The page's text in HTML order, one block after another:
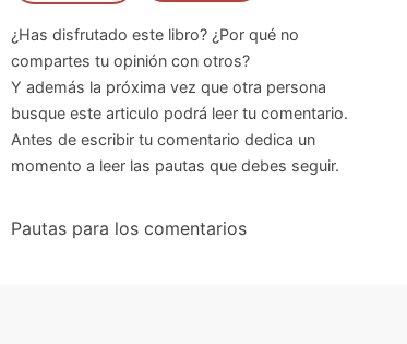
¿Has disfrutado este libro? ¿Por qué no
compartes tu opinión con otros?
Y además la próxima vez que otra persona
busque este articulo podrá leer tu comentario.
Antes de escribir tu comentario dedica un
momento a leer las pautas que debes seguir.
Pautas para los comentarios